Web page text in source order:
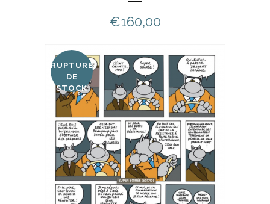
€160,00
RUPTURE
DE
STOCK